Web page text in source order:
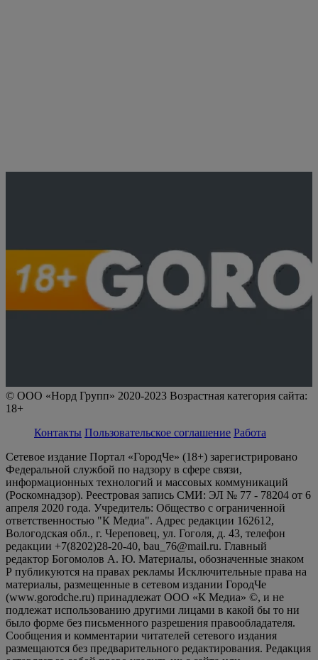
© ООО «Норд Групп» 2020-2023 Возрастная категория сайта:
18+
Контакты Пользовательское соглашение Работа
Сетевое издание Портал «ГородЧе» (18+) зарегистрировано
Федеральной службой по надзору в сфере связи,
информационных технологий и массовых коммуникаций
(Роскомнадзор). Реестровая запись СМИ: ЭЛ № 77 - 78204 от 6
апреля 2020 года. Учредитель: Общество с ограниченной
ответственностью "К Медиа". Адрес редакции 162612,
Вологодская обл., г. Череповец, ул. Гоголя, д. 43, телефон
редакции +7(8202)28-20-40, bau_76@mail.ru. Главный
редактор Богомолов А. Ю. Материалы, обозначенные знаком
Р публикуются на правах рекламы Исключительные права на
материалы, размещенные в сетевом издании ГородЧе
(www.gorodche.ru) принадлежат ООО «К Медиа» ©, и не
подлежат использованию другими лицами в какой бы то ни
было форме без письменного разрешения правообладателя.
Сообщения и комментарии читателей сетевого издания
размещаются без предварительного редактирования. Редакция